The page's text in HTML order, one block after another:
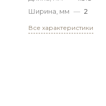
Ширина, мм — 2
Все характеристики